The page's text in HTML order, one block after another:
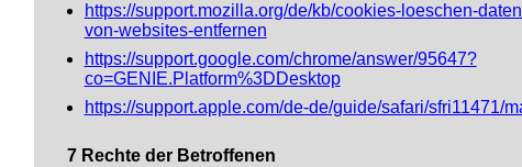
https://support.mozilla.org/de/kb/cookies-loeschen-
von-websites-entfernen
https://support.google.com/chrome/answer/95647?
co=GENIE.Platform%3DDesktop
https://support.apple.com/de-de/guide/safari/sfri11471/
7 Rechte der Betroffenen